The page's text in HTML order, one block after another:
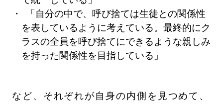
「自分の中で、呼び捨ては生徒との関係性
を表しているように考えている。最終的にク
ラスの全員を呼び捨てにできるような親しみ
を持った関係性を目指している」
など、それぞれが自身の内側を見つめて、